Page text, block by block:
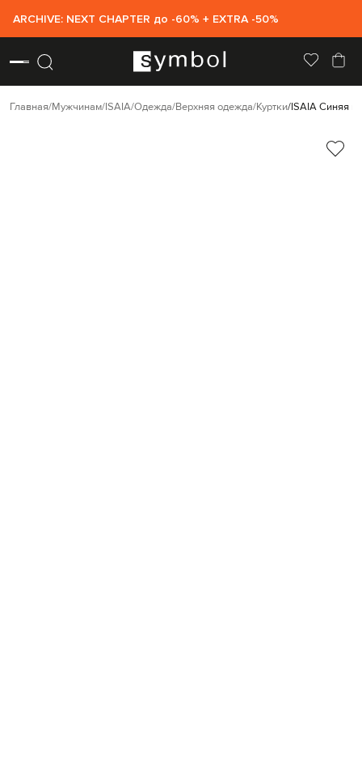
ARCHIVE: NEXT CHAPTER до -60% + EXTRA -50%
Главная Мужчинам ISAIA Одежда Верхняя одежда Куртки ISAIA Синяя